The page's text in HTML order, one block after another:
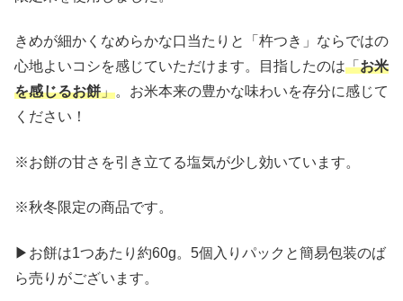
きめが細かくなめらかな口当たりと「杵つき」ならではの
心地よいコシを感じていただけます。目指したのは「お米
を感じるお餅」。お米本来の豊かな味わいを存分に感じて
ください！
※お餅の甘さを引き立てる塩気が少し効いています。
※秋冬限定の商品です。
▶お餅は1つあたり約60g。5個入りパックと簡易包装のば
ら売りがございます。